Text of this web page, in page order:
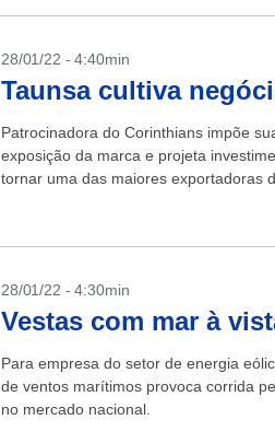
28/01/22 - 4:40min
Taunsa cultiva
Patrocinadora do Corinthians impõe
exposição da marca e projeta
tornar uma das maiores exportadoras
28/01/22 - 4:30min
Vestas com mar à
Para empresa do setor de energia
de ventos marítimos provoca corrida
no mercado nacional.